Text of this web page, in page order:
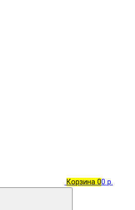
Корзина 00 р.